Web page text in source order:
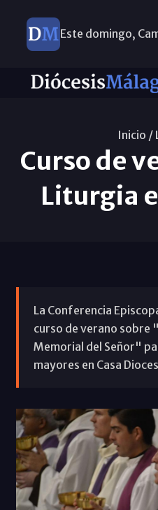
Este domingo,
Inicio /
Curso de
Liturgia
La Conferencia
curso de verano sobre
Memorial del Señor"
mayores en Casa